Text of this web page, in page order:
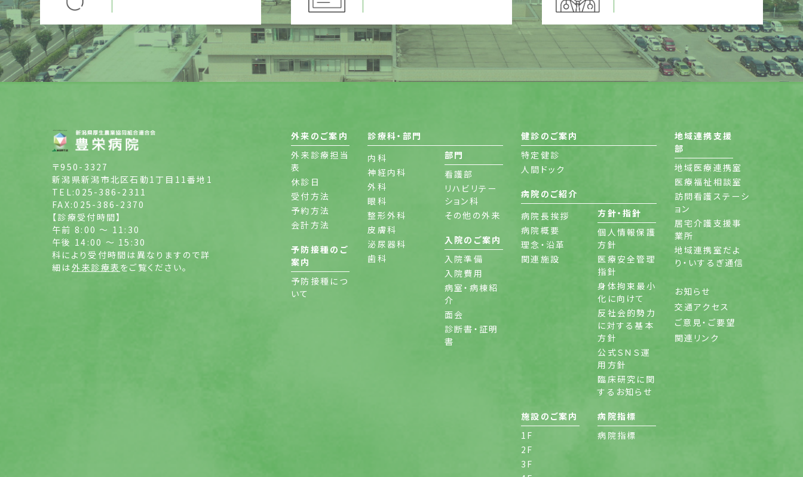
〒950-3327
新潟県新潟市北区石動1丁目11番地1
TEL:025-386-2311
FAX:025-386-2370
【診療受付時間】
午前 8:00 ～ 11:30
午後 14:00 ～ 15:30
科により受付時間は異なりますので詳
細は外来診療表 をご覧ください。
外来のご案内
外来診療担当
表
休診日
受付方法
予約方法
会計方法
予防接種のご
案内
予防接種につ
いて
診療科・部門
内科
神経内科
外科
眼科
整形外科
皮膚科
泌尿器科
歯科
部門
看護部
リハビリテー
ション科
その他の外来
入院のご案内
入院準備
入院費用
病室・病棟紹
介
面会
診断書・証明
書
健診のご案内
特定健診
人間ドック
病院のご紹介
病院長挨拶
病院概要
理念・沿革
関連施設
方針・指針
個人情報保護
方針
医療安全管理
指針
身体拘束最小
化に向けて
反社会的勢力
に対する基本
方針
公式ＳＮＳ運
用方針
臨床研究に関
するお知らせ
施設のご案内
1F
2F
3F
病院指標
病院指標
地域連携支援
部
地域医療連携室
医療福祉相談室
訪問看護ステーシ
ョン
居宅介護支援事
業所
地域連携室だよ
り・いするぎ通信
お知らせ
交通アクセス
ご意見・ご要望
関連リンク